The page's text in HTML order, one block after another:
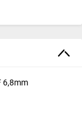
6,8mm